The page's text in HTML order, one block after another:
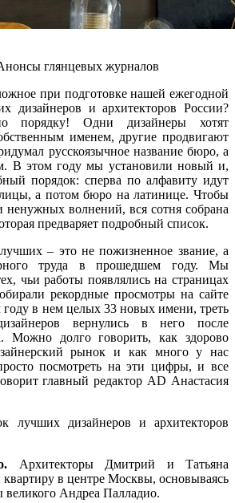
глянцевых журналов
при подготовке нашей ежегодной
дизайнеров и архитекторов России?
порядку! Одни дизайнеры хотят
именем, другие продвигают
русскоязычное название бюро, а
В этом году мы установили новый и,
порядок: сперва по алфавиту идут
а потом бюро на латинице. Чтобы
ненужных волнений, вся сотня собрана
предваряет подробный список.
– это не пожизненное звание, а
труда в прошедшем году. Мы
чьи работы появлялись на страницах
рекордные просмотры на сайте
году в нем целых 33 новых имени, треть
вернулись в него после
Можно долго говорить, как здорово
рынок и как много у нас
посмотреть на эти цифры, и все
главный редактор AD Анастасия
лучших дизайнеров и архитекторов
Архитекторы Дмитрий и Татьяна
в центре Москвы, основываясь
Андреа Палладио.